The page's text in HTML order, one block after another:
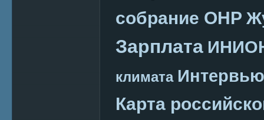
собрание ОНР
Зарплата
климата Интервью
Карта